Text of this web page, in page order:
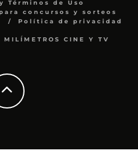
Términos de Uso
concursos y sorteos
Política de privacidad
CINE Y TV